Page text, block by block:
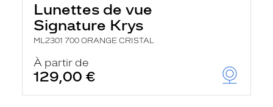
Lunettes de vue
Signature Krys
ML2301 700 ORANGE CRISTAL
À partir de
129,00 €